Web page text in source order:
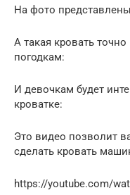
На фото
А такая кровать
погодкам:
И девочкам будет
кроватке:
Это видео позволит
сделать кровать
https://youtube.com/